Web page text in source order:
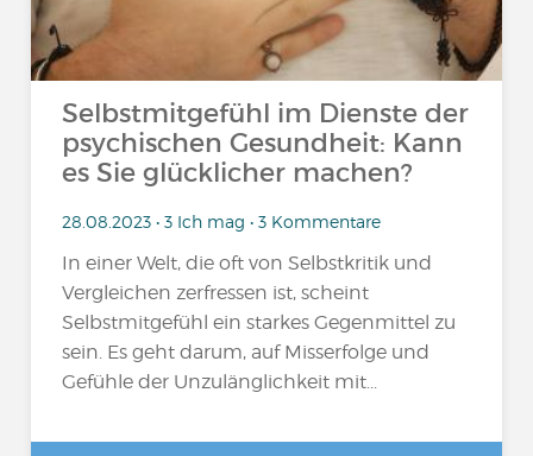
Selbstmitgefühl im Dienste der
psychischen Gesundheit: Kann
es Sie glücklicher machen?
28.08.2023 • 3 Ich mag • 3 Kommentare
In einer Welt, die oft von Selbstkritik und
Vergleichen zerfressen ist, scheint
Selbstmitgefühl ein starkes Gegenmittel zu
sein. Es geht darum, auf Misserfolge und
Gefühle der Unzulänglichkeit mit...